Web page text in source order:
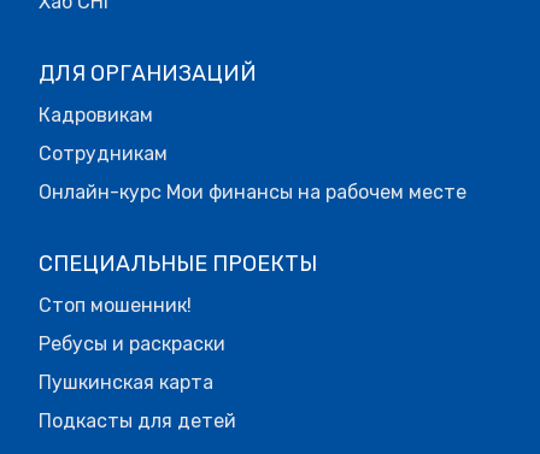
ДЛЯ ОРГАНИЗАЦИЙ
Кадровикам
Сотрудникам
Онлайн-курс Мои финансы на рабочем месте
СПЕЦИАЛЬНЫЕ ПРОЕКТЫ
Стоп мошенник!
Ребусы и раскраски
Пушкинская карта
Подкасты для детей